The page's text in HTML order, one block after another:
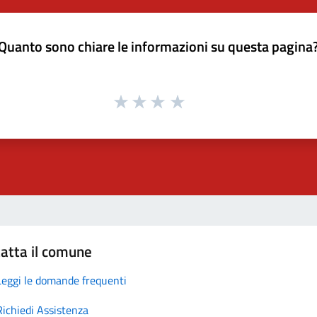
sono chiare le informazioni su questa
il comune
le domande frequenti
Assistenza